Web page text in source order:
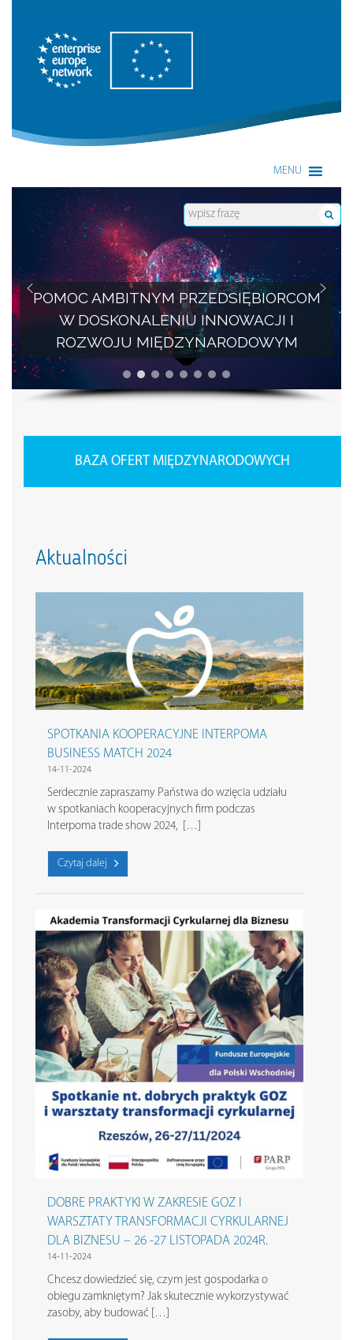
Enterprise Europe Network
MENU
POMOC AMBITNYM PRZEDSIĘBIORCOM
W DOSKONALENIU INNOWACJI I
ROZWOJU MIĘDZYNARODOWYM
BAZA OFERT MIĘDZYNARODOWYCH
Aktualności
SPOTKANIA KOOPERACYJNE INTERPOMA
BUSINESS MATCH 2024
14-11-2024
Serdecznie zapraszamy Państwa do wzięcia udziału
w spotkaniach kooperacyjnych firm podczas
Interpoma trade show 2024, […]
Czytaj dalej
DOBRE PRAKTYKI W ZAKRESIE GOZ I
WARSZTATY TRANSFORMACJI CYRKULARNEJ
DLA BIZNESU – 26 -27 LISTOPADA 2024R.
14-11-2024
Chcesz dowiedzieć się, czym jest gospodarka o
obiegu zamkniętym? Jak skutecznie wykorzystywać
zasoby, aby budować […]